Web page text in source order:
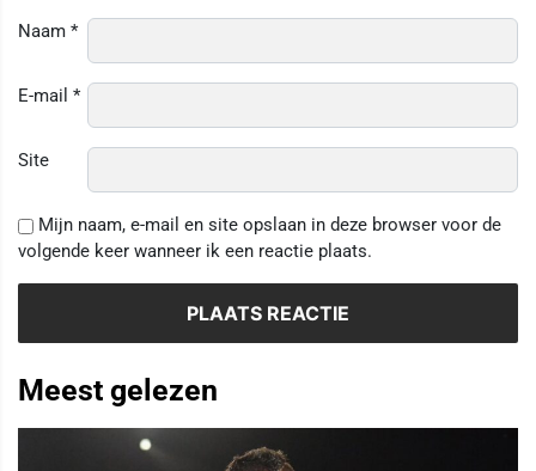
Naam *
E-mail *
Site
Mijn naam, e-mail en site opslaan in deze browser voor de
volgende keer wanneer ik een reactie plaats.
Meest gelezen